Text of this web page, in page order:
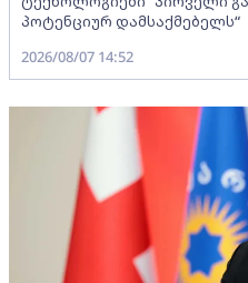
პოტენციურ დამსაქმებელს“
2026/08/07 14:52